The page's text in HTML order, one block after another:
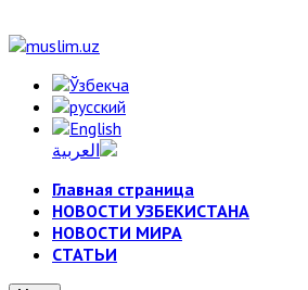
Главная страница
НОВОСТИ УЗБЕКИСТАНА
НОВОСТИ МИРА
СТАТЬИ